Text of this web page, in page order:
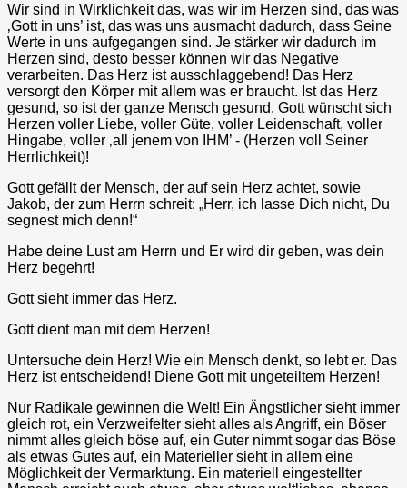
Wir sind in Wirklichkeit das, was wir im Herzen sind, das was
‚Gott in uns’ ist, das was uns ausmacht dadurch, dass Seine
Werte in uns aufgegangen sind. Je stärker wir dadurch im
Herzen sind, desto besser können wir das Negative
verarbeiten. Das Herz ist ausschlaggebend! Das Herz
versorgt den Körper mit allem was er braucht. Ist das Herz
gesund, so ist der ganze Mensch gesund. Gott wünscht sich
Herzen voller Liebe, voller Güte, voller Leidenschaft, voller
Hingabe, voller ‚all jenem von IHM’ - (Herzen voll Seiner
Herrlichkeit)!
Gott gefällt der Mensch, der auf sein Herz achtet, sowie
Jakob, der zum Herrn schreit: „Herr, ich lasse Dich nicht, Du
segnest mich denn!“
Habe deine Lust am Herrn und Er wird dir geben, was dein
Herz begehrt!
Gott sieht immer das Herz.
Gott dient man mit dem Herzen!
Untersuche dein Herz! Wie ein Mensch denkt, so lebt er. Das
Herz ist entscheidend! Diene Gott mit ungeteiltem Herzen!
Nur Radikale gewinnen die Welt! Ein Ängstlicher sieht immer
gleich rot, ein Verzweifelter sieht alles als Angriff, ein Böser
nimmt alles gleich böse auf, ein Guter nimmt sogar das Böse
als etwas Gutes auf, ein Materieller sieht in allem eine
Möglichkeit der Vermarktung. Ein materiell eingestellter